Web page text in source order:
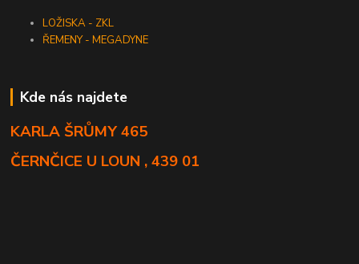
LOŽISKA - ZKL
ŘEMENY - MEGADYNE
Kde nás najdete
KARLA ŠRŮMY 465
ČERNČICE U LOUN , 439 01